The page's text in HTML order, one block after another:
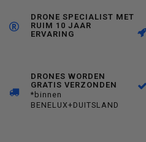
DRONE SPECIALIST MET
RUIM 10 JAAR
ERVARING
DRONES WORDEN
GRATIS VERZONDEN
*binnen
BENELUX+DUITSLAND